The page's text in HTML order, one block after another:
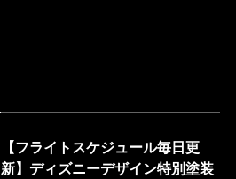
【フライトスケジュール毎日更
新】ディズニーデザイン特別塗装